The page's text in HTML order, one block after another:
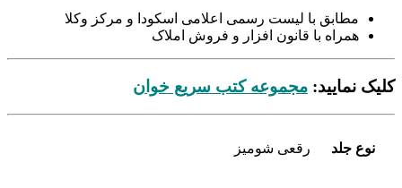
مطابق با لیست رسمی اعلامی اسکودا و مرکز وکلا
همراه با قانون افزار و فروش املاک
کلیک نمایید: مجموعه کتب سریع خوان
نوع جلد رقعی شومیز